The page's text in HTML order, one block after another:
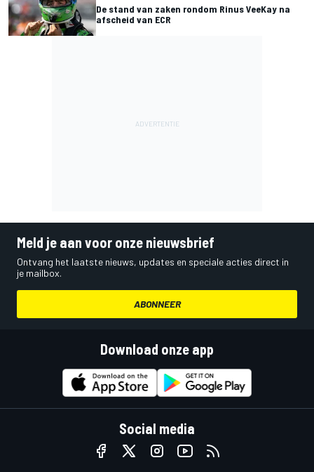
De stand van zaken rondom Rinus VeeKay na
afscheid van ECR
Meld je aan voor onze nieuwsbrief
Ontvang het laatste nieuws, updates en speciale acties direct in
je mailbox.
ABONNEER
Download onze app
Social media